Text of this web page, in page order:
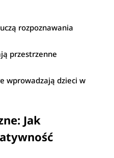
rozpoznawania
przestrzenne
wprowadzają dzieci w
Jak